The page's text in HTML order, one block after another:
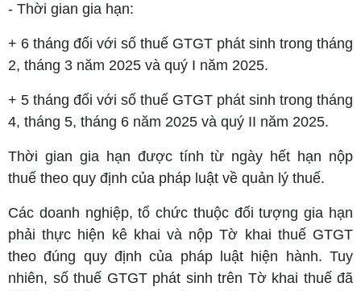
- Thời gian gia hạn:
+ 6 tháng đối với số thuế GTGT phát sinh trong tháng
2, tháng 3 năm 2025 và quý I năm 2025.
+ 5 tháng đối với số thuế GTGT phát sinh trong tháng
4, tháng 5, tháng 6 năm 2025 và quý II năm 2025.
Thời gian gia hạn được tính từ ngày hết hạn nộp
thuế theo quy định của pháp luật về quản lý thuế.
Các doanh nghiệp, tổ chức thuộc đối tượng gia hạn
phải thực hiện kê khai và nộp Tờ khai thuế GTGT
theo đúng quy định của pháp luật hiện hành. Tuy
nhiên, số thuế GTGT phát sinh trên Tờ khai thuế đã